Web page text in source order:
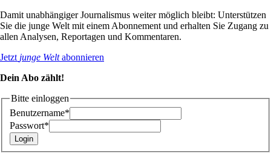
Damit unabhängiger Journalismus weiter möglich bleibt: Unterstützen
Sie die junge Welt mit einem Abonnement und erhalten Sie Zugang zu
allen Analysen, Reportagen und Kommentaren.
Jetzt junge Weltabonnieren
Dein Abo zählt!
Bitte einloggen
Benutzername*
Passwort*